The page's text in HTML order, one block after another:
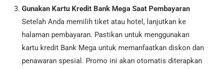
Gunakan Kartu Kredit Bank Mega Saat Pembayaran
Setelah Anda memilih tiket atau hotel, lanjutkan ke
halaman pembayaran. Pastikan untuk menggunakan
kartu kredit Bank Mega untuk memanfaatkan diskon dan
penawaran spesial. Promo ini akan otomatis diterapkan